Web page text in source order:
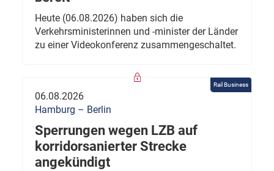
Heute (06.08.2026) haben sich die
Verkehrsministerinnen und -minister der Länder
zu einer Videokonferenz zusammengeschaltet.
Rail Business
06.08.2026
Hamburg – Berlin
Sperrungen wegen LZB auf
korridorsanierter Strecke
angekündigt